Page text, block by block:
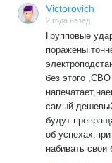
Victorovich
2 года назад
Групповые
поражены
без этого
самый
будут
об
набивать